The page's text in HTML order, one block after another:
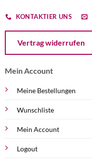
KONTAKTIER UNS
Vertrag widerrufen
Mein Account
Meine Bestellungen
Wunschliste
Mein Account
Logout